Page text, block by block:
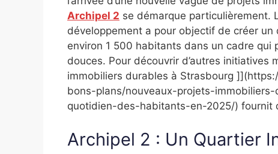
Archipel 2 se démarque particulièrement.
développement a pour objectif de créer
environ 1 500 habitants dans un cadre
douces. Pour découvrir d’autres initiatives
immobiliers durables à Strasbourg
bons-plans/nouveaux-projets-
quotidien-des-habitants-en-2025/) fournit
Archipel 2 : Un Quartier